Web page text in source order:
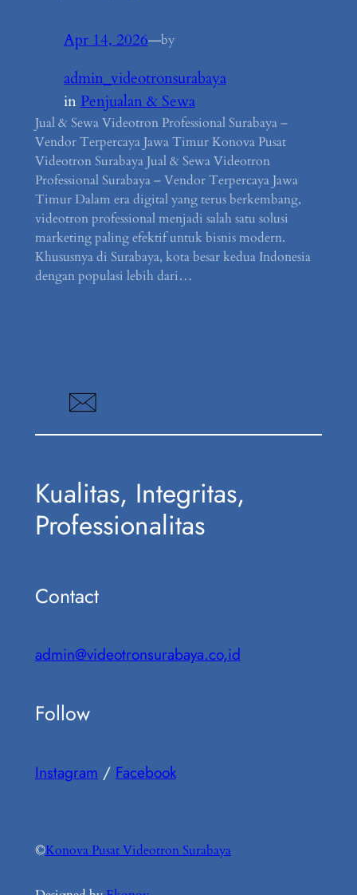
Apr 14, 2026—by
admin_videotronsurabaya
in Penjualan & Sewa
Jual & Sewa Videotron Professional Surabaya –
Vendor Terpercaya Jawa Timur Konova Pusat
Videotron Surabaya Jual & Sewa Videotron
Professional Surabaya – Vendor Terpercaya Jawa
Timur Dalam era digital yang terus berkembang,
videotron professional menjadi salah satu solusi
marketing paling efektif untuk bisnis modern.
Khususnya di Surabaya, kota besar kedua Indonesia
dengan populasi lebih dari…
Kualitas, Integritas,
Professionalitas
Contact
admin@videotronsurabaya.co,id
Follow
Instagram / Facebook
©Konova Pusat Videotron Surabaya